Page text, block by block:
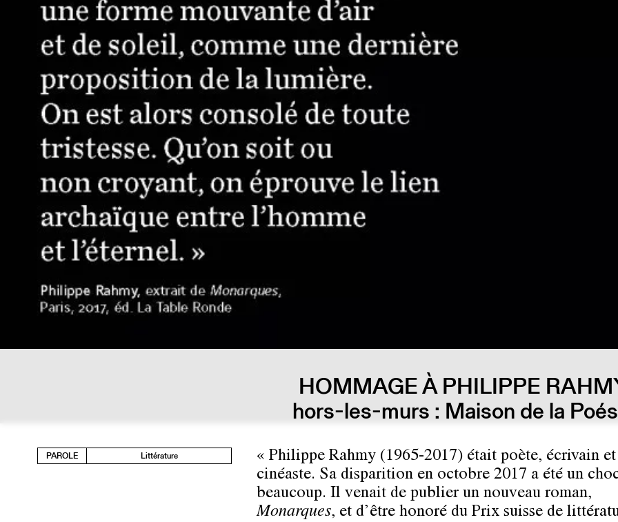
HOMMAGE À PHILIPPE
hors-les-murs : Maison de la
PAROLE Littérature
« Philippe Rahmy (1965-2017) était poète, écrivain et
cinéaste. Sa disparition en octobre 2017 a été un
beaucoup. Il venait de publier un nouveau roman,
Monarques, et d’être honoré du Prix suisse de